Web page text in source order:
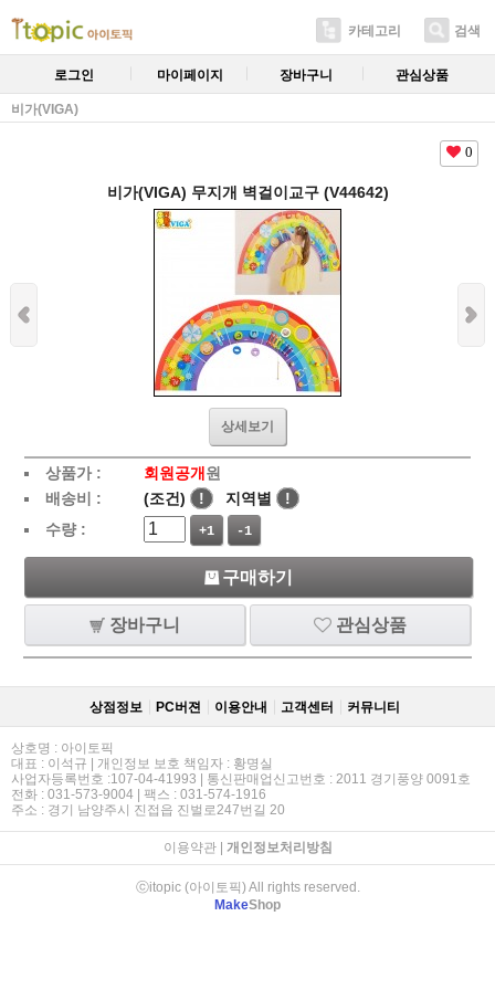
카테고리 검색
로그인 마이페이지 장바구니 관심상품
비가(VIGA)
0
비가(VIGA) 무지개 벽걸이교구 (V44642)
상세보기
상품가 : 회원공개 원
배송비 :
(조건) ! 지역별
!
수량 :
+1 -1
구매하기
장바구니 관심상품
상점정보 PC버젼 이용안내 고객센터 커뮤니티
상호명 : 아이토픽
대표 : 이석규 | 개인정보 보호 책임자 : 황명실
사업자등록번호 :107-04-41993 | 통신판매업신고번호 : 2011 경기풍양 0091호
전화 : 031-573-9004 | 팩스 : 031-574-1916
주소 : 경기 남양주시 진접읍 진벌로247번길 20
이용약관| 개인정보처리방침
ⓒitopic (아이토픽) All rights reserved.
MakeShop